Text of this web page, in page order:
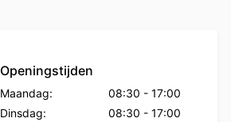
Openingstijden
Maandag: 08:30 - 17:00
Dinsdag:
08:30 - 17:00